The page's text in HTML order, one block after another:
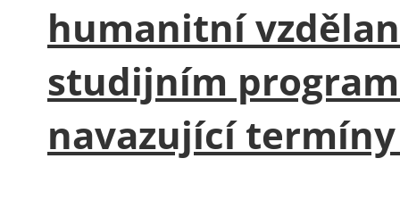
humanitní
studijním
navazující